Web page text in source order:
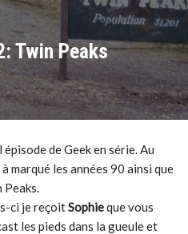
Twin Peaks
de Geek en série. Au
marqué les années 90 ainsi que
Peaks.
ci je reçoitSophieque vous
les pieds dans la gueule et